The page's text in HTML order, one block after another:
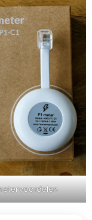
voordelen